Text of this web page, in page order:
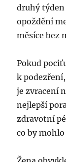
druhý týden
opoždění
měsíce bez
Pokud
k
je zvracení
nejlepší
zdravotní
co by